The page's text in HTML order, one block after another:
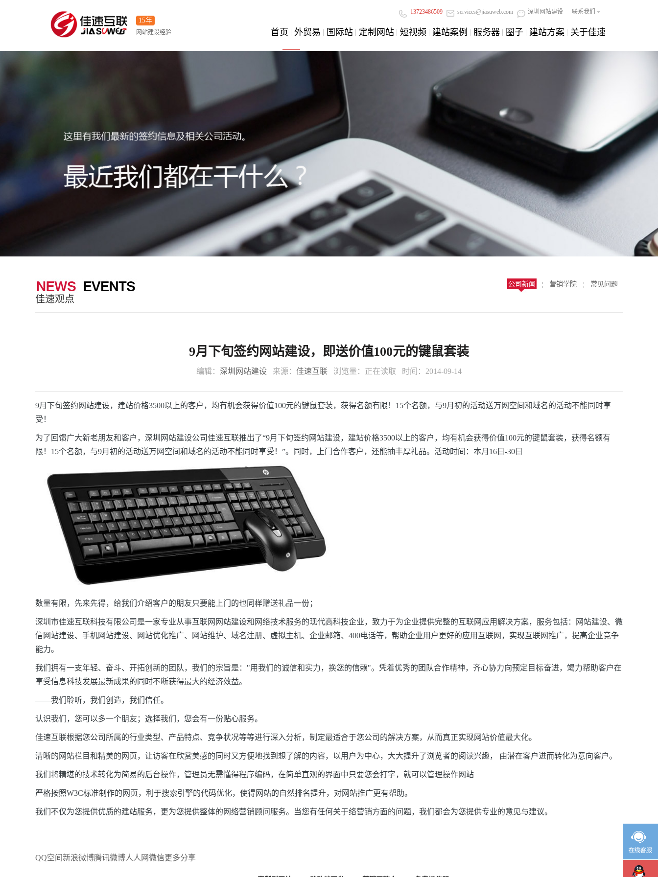
15年
网站建设经验
13723486509 services@jiasuweb.com 深圳网站建设 联系我们
首页 外贸易 国际站 定制网站 短视频 建站案例 服务器 圈子 建站方案 关于佳速
佳速观点
公司新闻 ¦ 营销学院 ¦ 常见问题
9月下旬签约网站建设，即送价值100元的键鼠套装
编辑： 深圳网站建设 来源： 佳速互联 浏览量： 正在读取 时间：2014-09-14
9月下旬签约网站建设，建站价格3500以上的客户，均有机会获得价值100元的键鼠套装，获得名额有限！15个名额，与9月初的活动送万网空间和域名的活动不能同时享
受！
为了回馈广大新老朋友和客户，深圳网站建设公司佳速互联推出了“9月下旬签约网站建设，建站价格3500以上的客户，均有机会获得价值100元的键鼠套装，获得名额有
限！15个名额，与9月初的活动送万网空间和域名的活动不能同时享受！”。同时，上门合作客户，还能抽丰厚礼品。活动时间：本月16日-30日
数量有限，先来先得，给我们介绍客户的朋友只要能上门 的也同样赠送礼品一份；
深圳市佳速互联科技有限公司是一家专业从事互联网网站建设和网络技术服务的现代高科技企业，致力于为企业提供完整的互联网应用解决方案，服务包括：网站建设、微
信网站建设、手机网站建设、网站优化推广、网站维护、域名注册、虚拟主机、企业邮箱、400电话等，帮助企业用户更好的应用互联网，实现互联网推广，提高企业竞争
能力。
我们拥有一支年轻、奋斗、开拓创新的团队，我们的宗旨是："用我们的诚信和实力，换您的信赖"。凭着优秀的团队合作精神，齐心协力向预定目标奋进，竭力帮助客户在
享受信息科技发展最新成果的同时不断获得最大的经济效益。
——我们聆听，我们创造，我们信任。
认识我们，您可以多一个朋友；选择我们，您会有一份贴心服务。
佳速互联根据您公司所属的行业类型、产品特点、竞争状况等等进行深入分析，制定最适合于您公司的解决方案，从而真正实现网站价值最大化。
清晰的网站栏目和精美的网页，让访客在欣赏美感的同时又方便地找到想了解的内容，以用户为中心，大大提升了浏览者的阅读兴趣， 由潜在客户进而转化为意向客户。
我们将精堪的技术转化为简易的后台操作，管理员无需懂得程序编码，在简单直观的界面中只要您会打字，就可以管理操作网站
严格按照W3C标准制作的网页，利于搜索引擎的代码优化，使得网站的自然排名提升，对网站推广更有帮助。
我们不仅为您提供优质的建站服务，更为您提供整体的网络营销顾问服务。当您有任何关于络营销方面的问题，我们都会为您提供专业的意见与建议。
QQ空间 新浪微博腾讯微博人人网微信更多分享